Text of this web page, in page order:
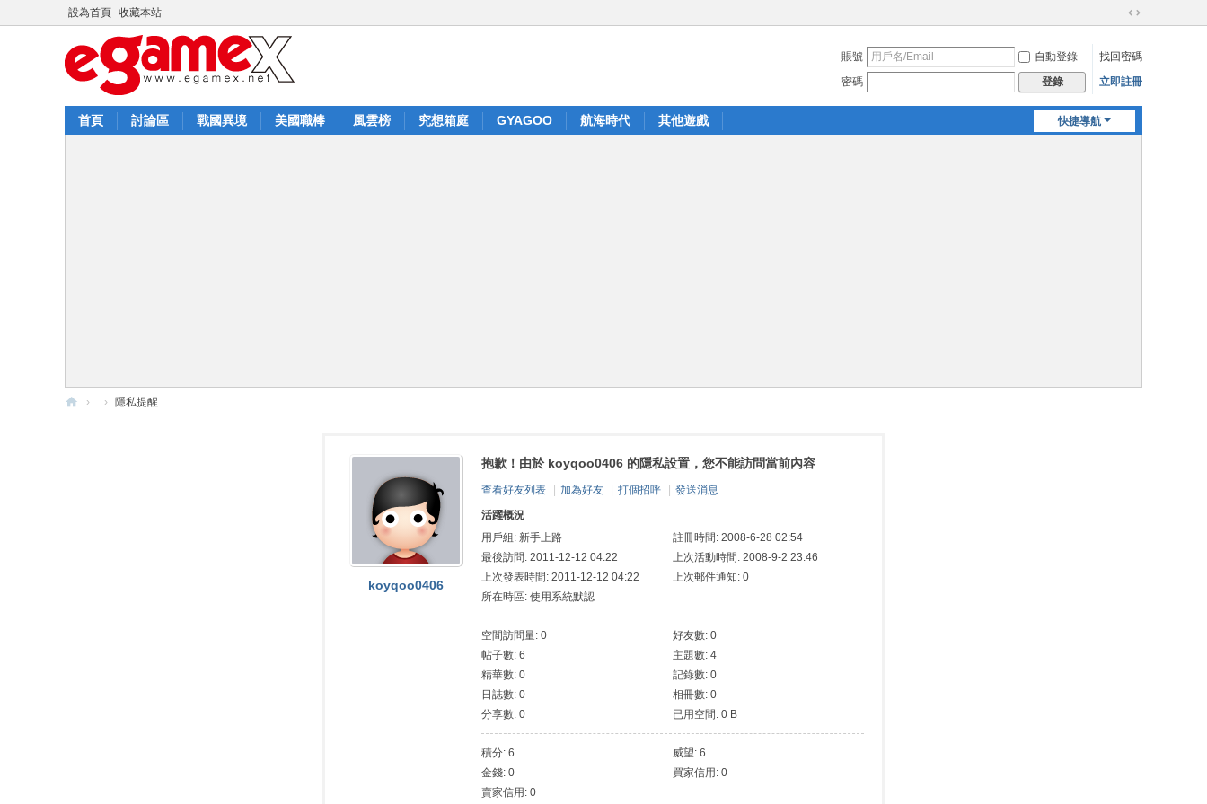
設為首頁 收藏本站
切
到
寬
賬號 自動登錄
找回密碼
密碼
登錄 立即註冊
快捷導航
首頁 討論區 戰國異境 美國職棒 風雲榜 究想箱庭 GYAGOO 航海時代 其他遊戲
› › 隱私提醒
koyqoo0406
抱歉！由於 koyqoo0406 的隱私設置，您不能訪問當前內容
查看好友列表 加為好友 打個招呼
發送消息
活躍概況
用戶組: 新手上路
註冊時間: 2008-6-28 02:54
最後訪問: 2011-12-12 04:22
上次活動時間: 2008-9-2 23:46
上次發表時間: 2011-12-12 04:22
上次郵件通知: 0
所在時區: 使用系統默認
空間訪問量: 0
好友數: 0
帖子數: 6
主題數: 4
精華數: 0
記錄數: 0
日誌數: 0
相冊數: 0
分享數: 0
已用空間: 0 B
積分: 6
威望: 6
金錢: 0
買家信用: 0
賣家信用: 0